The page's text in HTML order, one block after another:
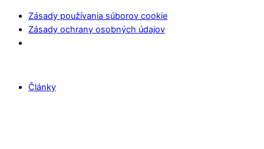
Zásady používania súborov cookie
Zásady ochrany osobných údajov
Články